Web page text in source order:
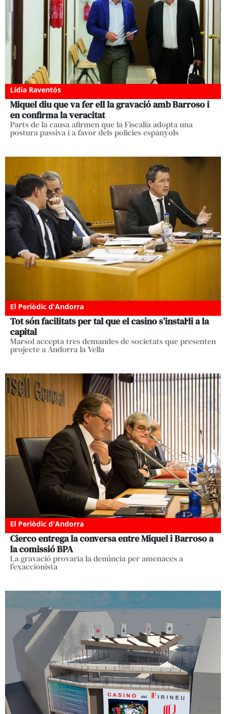
Lídia Raventós
Miquel diu que va fer ell la gravació amb Barroso i
en confirma la veracitat
Parts de la causa afirmen que la Fiscalia adopta una
postura passiva i a favor dels policies espanyols
El Periòdic d'Andorra
Tot són facilitats per tal que el casino s’instal·li a la
capital
Marsol accepta tres demandes de societats que presenten
projecte a Andorra la Vella
El Periòdic d'Andorra
Cierco entrega la conversa entre Miquel i Barroso a
la comissió BPA
La gravació provaria la denúncia per amenaces a
l’exaccionista